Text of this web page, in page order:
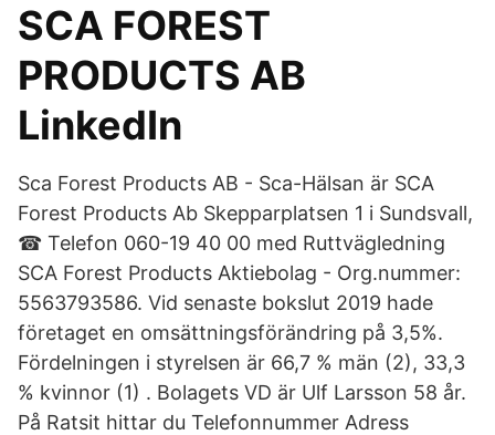
SCA FOREST
PRODUCTS AB
LinkedIn
Sca Forest Products AB - Sca-Hälsan är SCA
Forest Products Ab Skepparplatsen 1 i Sundsvall,
☎ Telefon 060-19 40 00 med Ruttvägledning
SCA Forest Products Aktiebolag - Org.nummer:
5563793586. Vid senaste bokslut 2019 hade
företaget en omsättningsförändring på 3,5%.
Fördelningen i styrelsen är 66,7 % män (2), 33,3
% kvinnor (1) . Bolagets VD är Ulf Larsson 58 år.
På Ratsit hittar du Telefonnummer Adress